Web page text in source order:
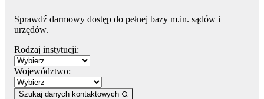
Sprawdź darmowy dostęp do pełnej bazy m.in. sądów i
urzędów.
Rodzaj instytucji:
Województwo:
Szukaj danych kontaktowych